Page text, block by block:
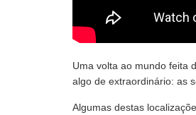
Uma volta ao mundo feita
algo de extraordinário: as
Algumas destas